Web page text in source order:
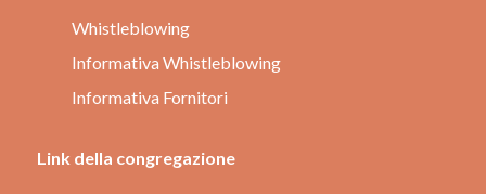
Whistleblowing
Informativa Whistleblowing
Informativa Fornitori
Link della congregazione